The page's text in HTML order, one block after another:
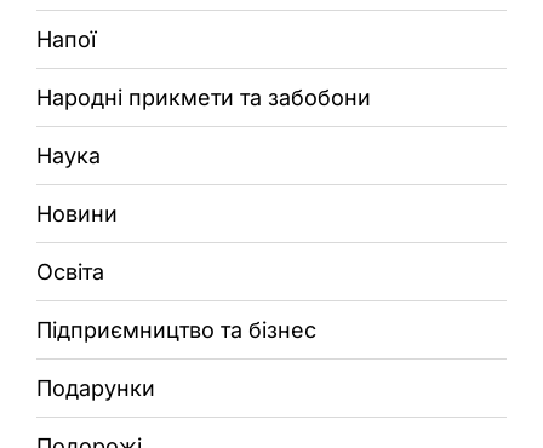
Напої
Народні прикмети та забобони
Наука
Новини
Освіта
Підприємництво та бізнес
Подарунки